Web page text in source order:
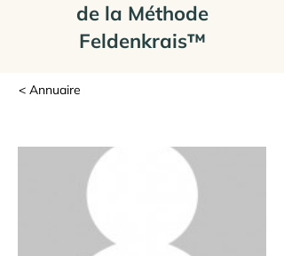
de la Méthode
Feldenkrais™
< Annuaire